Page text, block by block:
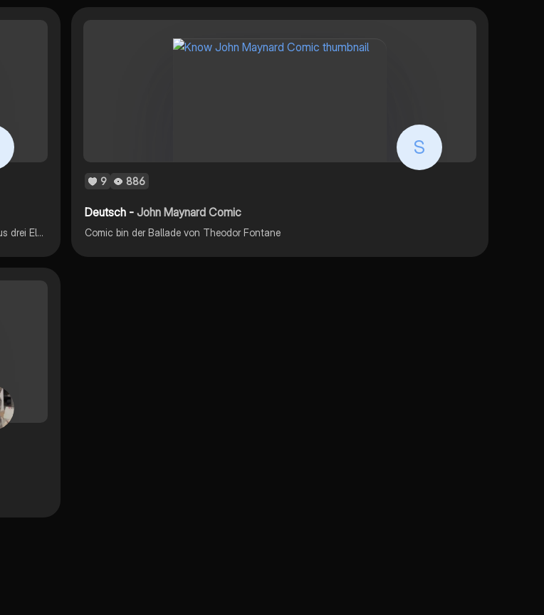
-Inhalt -Arten von Ballen - Eine Ballade richtig verstehen -Balladen besteht aus drei Elementen
S
9 886
Deutsch - John Maynard Comic
Comic bin der Ballade von Theodor Fontane